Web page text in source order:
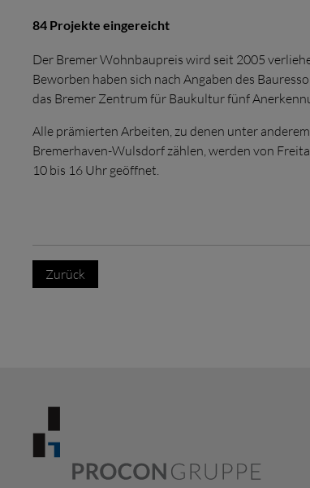
84 Projekte eingereicht
Der Bremer Wohnbaupreis wird seit 2005
Beworben haben sich nach Angaben des
das Bremer Zentrum für Baukulturfünf
Alle prämierten Arbeiten, zu denen unter
Bremerhaven-Wulsdorf zählen, werden von
10 bis 16 Uhr geöffnet.
Zurück